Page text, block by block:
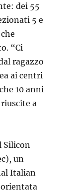
dei 55
5 e
“Ci
ragazzo
ai centri
10 anni
a
Silicon
un
Italian
orientata